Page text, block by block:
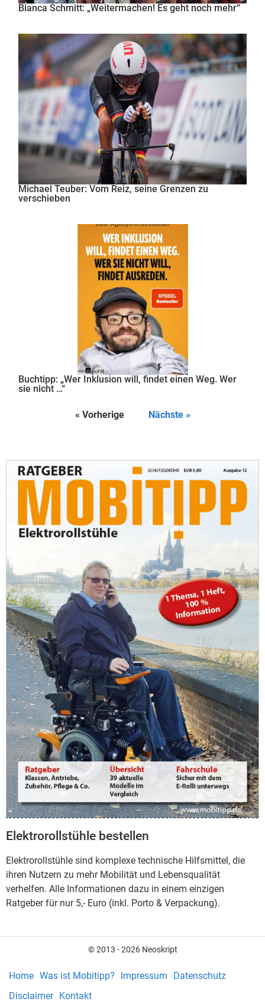
Bianca Schmitt: „Weitermachen! Es geht noch mehr“
Michael Teuber: Vom Reiz, seine Grenzen zu
verschieben
Buchtipp: „Wer Inklusion will, findet einen Weg. Wer
sie nicht …“
« Vorherige Nächste »
Elektrorollstühle bestellen
Elektrorollstühle sind komplexe technische Hilfsmittel, die
ihren Nutzern zu mehr Mobilität und Lebensqualität
verhelfen. Alle Informationen dazu in einem einzigen
Ratgeber für nur 5,- Euro (inkl. Porto & Verpackung).
© 2013 - 2026 Neoskript
Home Was ist Mobitipp? Impressum
Datenschutz
Disclaimer Kontakt